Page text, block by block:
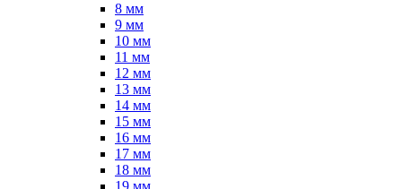
8 мм
9 мм
10 мм
11 мм
12 мм
13 мм
14 мм
15 мм
16 мм
17 мм
18 мм
19 мм